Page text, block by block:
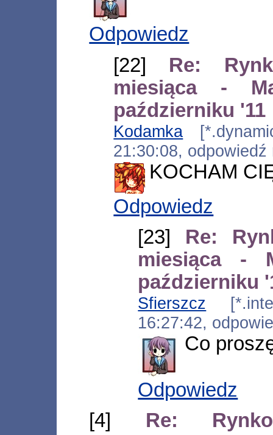
Odpowiedz
[22] Re:
miesiąca -
październiku '11
Kodamka
21:30:08,
KOCHAM
Odpowiedz
[23] Re:
miesiąca -
październiku
Sfierszcz
16:27:42,
Co
Odpowiedz
[4] Re: